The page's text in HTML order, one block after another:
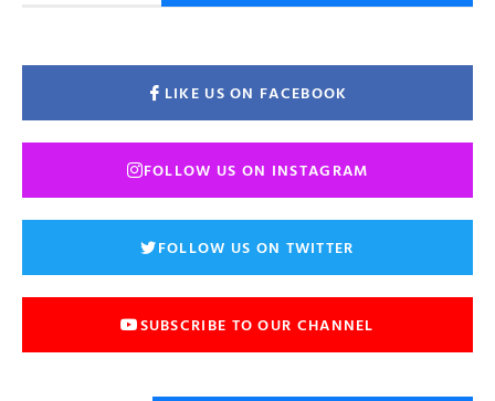
LIKE US ON FACEBOOK
FOLLOW US ON INSTAGRAM
FOLLOW US ON TWITTER
SUBSCRIBE TO OUR CHANNEL